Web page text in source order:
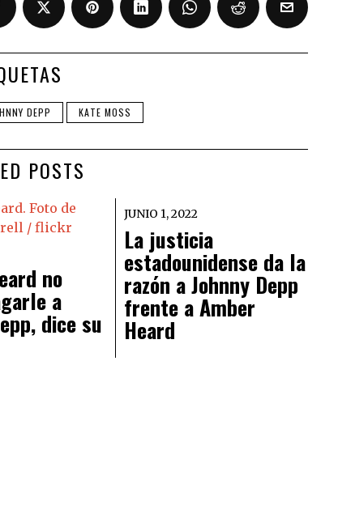
DEPP KATE MOSS
POSTS
no
a
dice su
JUNIO 1, 2022
La justicia
estadounidense da la
razón a Johnny Depp
frente a Amber
Heard